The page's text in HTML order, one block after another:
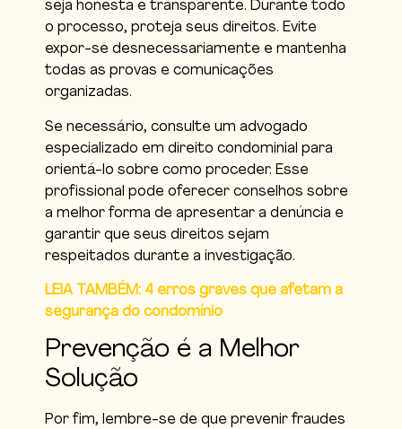
seja honesta e transparente. Durante todo
o processo, proteja seus direitos. Evite
expor-se desnecessariamente e mantenha
todas as provas e comunicações
organizadas.
Se necessário, consulte um advogado
especializado em direito condominial para
orientá-lo sobre como proceder. Esse
profissional pode oferecer conselhos sobre
a melhor forma de apresentar a denúncia e
garantir que seus direitos sejam
respeitados durante a investigação.
LEIA TAMBÉM: 4 erros graves que afetam a
segurança do condomínio
Prevenção é a Melhor
Solução
Por fim, lembre-se de que prevenir fraudes